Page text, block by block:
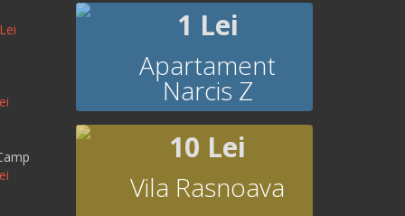
1 Lei
Apartament
Narcis Z
10 Lei
Vila Rasnoava